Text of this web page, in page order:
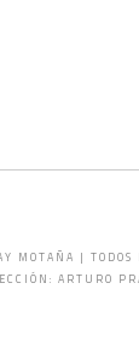
MOTAÑA | TODOS
ARTURO